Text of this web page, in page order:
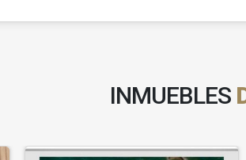
INMUEBLES